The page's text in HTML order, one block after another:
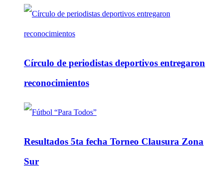
Círculo de periodistas deportivos entregaron
reconocimientos
Resultados 5ta fecha Torneo Clausura Zona
Sur